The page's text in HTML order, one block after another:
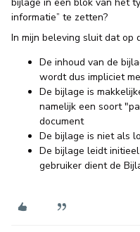
informatie” te zetten?
In mijn beleving sluit dat op
De inhoud van de
wordt dus impliciet
De bijlage is
namelijk een soort
document
De bijlage is niet als
De bijlage leidt
gebruiker dient de